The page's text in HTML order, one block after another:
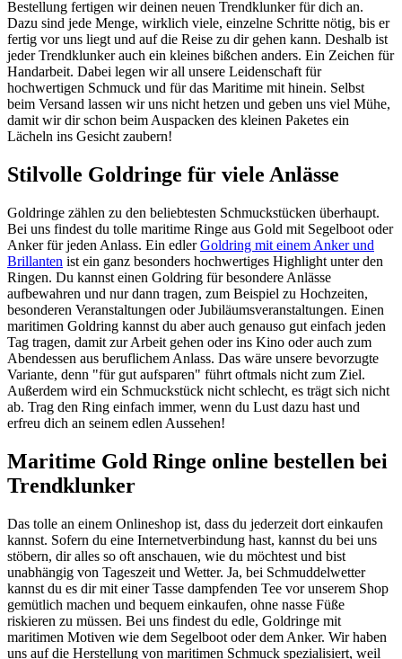
Bestellung fertigen wir deinen neuen Trendklunker für dich an.
Dazu sind jede Menge, wirklich viele, einzelne Schritte nötig, bis er
fertig vor uns liegt und auf die Reise zu dir gehen kann. Deshalb ist
jeder Trendklunker auch ein kleines bißchen anders. Ein Zeichen für
Handarbeit. Dabei legen wir all unsere Leidenschaft für
hochwertigen Schmuck und für das Maritime mit hinein. Selbst
beim Versand lassen wir uns nicht hetzen und geben uns viel Mühe,
damit wir dir schon beim Auspacken des kleinen Paketes ein
Lächeln ins Gesicht zaubern!
Stilvolle Goldringe für viele Anlässe
Goldringe zählen zu den beliebtesten Schmuckstücken überhaupt.
Bei uns findest du tolle maritime Ringe aus Gold mit Segelboot oder
Anker für jeden Anlass. Ein edlerGoldring mit einem Anker und
Brillanten ist ein ganz besonders hochwertiges Highlight unter den
Ringen. Du kannst einen Goldring für besondere Anlässe
aufbewahren und nur dann tragen, zum Beispiel zu Hochzeiten,
besonderen Veranstaltungen oder Jubiläumsveranstaltungen. Einen
maritimen Goldring kannst du aber auch genauso gut einfach jeden
Tag tragen, damit zur Arbeit gehen oder ins Kino oder auch zum
Abendessen aus beruflichem Anlass. Das wäre unsere bevorzugte
Variante, denn "für gut aufsparen" führt oftmals nicht zum Ziel.
Außerdem wird ein Schmuckstück nicht schlecht, es trägt sich nicht
ab. Trag den Ring einfach immer, wenn du Lust dazu hast und
erfreu dich an seinem edlen Aussehen!
Maritime Gold Ringe online bestellen bei
Trendklunker
Das tolle an einem Onlineshop ist, dass du jederzeit dort einkaufen
kannst. Sofern du eine Internetverbindung hast, kannst du bei uns
stöbern, dir alles so oft anschauen, wie du möchtest und bist
unabhängig von Tageszeit und Wetter. Ja, bei Schmuddelwetter
kannst du es dir mit einer Tasse dampfenden Tee vor unserem Shop
gemütlich machen und bequem einkaufen, ohne nasse Füße
riskieren zu müssen. Bei uns findest du edle, Goldringe mit
maritimen Motiven wie dem Segelboot oder dem Anker. Wir haben
uns auf die Herstellung von maritimen Schmuck spezialisiert, weil